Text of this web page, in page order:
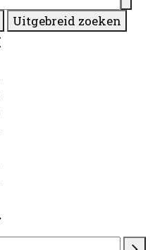
Uitgebreid zoeken